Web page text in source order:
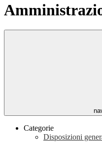
Categorie
Disposizioni